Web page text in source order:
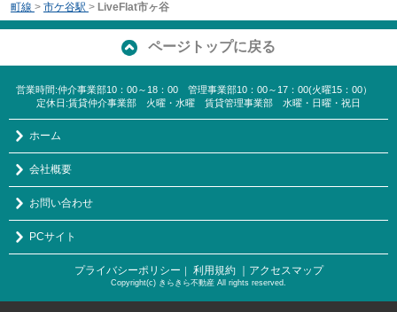
町線 > 市ケ谷駅 > LiveFlat市ヶ谷
ページトップに戻る
営業時間:仲介事業部10：00～18：00 管理事業部10：00～17：00(火曜15：00）
定休日:賃貸仲介事業部 火曜・水曜 賃貸管理事業部 水曜・日曜・祝日
ホーム
会社概要
お問い合わせ
PCサイト
プライバシーポリシー ｜ 利用規約 ｜アクセスマップ
Copyright(c) きらきら不動産 All rights reserved.